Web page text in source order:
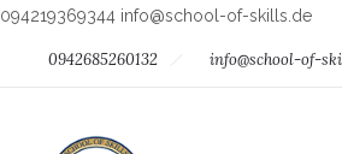
094219369344 info@school-of-skills.de
0942685260132 info@school-of-